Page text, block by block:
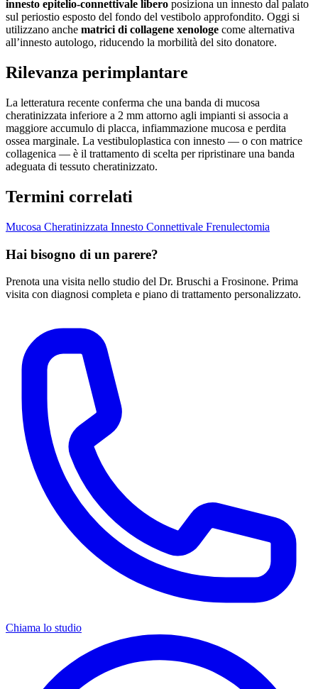
innesto epitelio-connettivale libero posiziona un innesto dal palato
sul periostio esposto del fondo del vestibolo approfondito. Oggi si
utilizzano anche matrici di collagene xenologe come alternativa
all’innesto autologo, riducendo la morbilità del sito donatore.
Rilevanza perimplantare
La letteratura recente conferma che una banda di mucosa
cheratinizzata inferiore a 2 mm attorno agli impianti si associa a
maggiore accumulo di placca, infiammazione mucosa e perdita
ossea marginale. La vestibuloplastica con innesto — o con matrice
collagenica — è il trattamento di scelta per ripristinare una banda
adeguata di tessuto cheratinizzato.
Termini correlati
Mucosa Cheratinizzata Innesto Connettivale Frenulectomia
Hai bisogno di un parere?
Prenota una visita nello studio del Dr. Bruschi a Frosinone. Prima
visita con diagnosi completa e piano di trattamento personalizzato.
Chiama lo studio